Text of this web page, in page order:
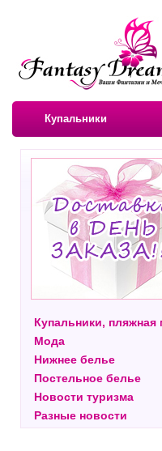
Купальники
Купальники, пляжная
Мода
Нижнее белье
Постельное белье
Новости туризма
Разные новости